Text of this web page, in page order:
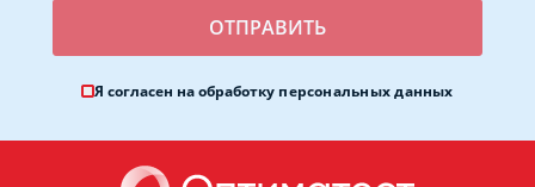
Я согласен на обработку персональных данных